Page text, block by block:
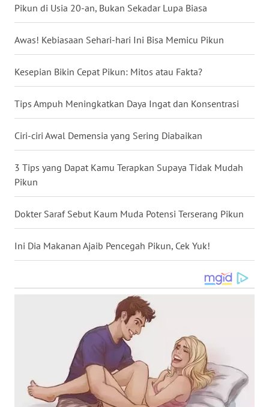
Pikun di Usia 20-an, Bukan Sekadar Lupa Biasa
Awas! Kebiasaan Sehari-hari Ini Bisa Memicu Pikun
Kesepian Bikin Cepat Pikun: Mitos atau Fakta?
Tips Ampuh Meningkatkan Daya Ingat dan Konsentrasi
Ciri-ciri Awal Demensia yang Sering Diabaikan
3 Tips yang Dapat Kamu Terapkan Supaya Tidak Mudah
Pikun
Dokter Saraf Sebut Kaum Muda Potensi Terserang Pikun
Ini Dia Makanan Ajaib Pencegah Pikun, Cek Yuk!
SUMBAR
WN
SUMSEL
WN
BENGKULU
WN
LAMPUNG
WN
JATENG
JATIM